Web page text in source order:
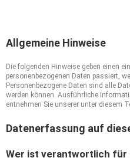
Allgemeine Hinweise
Die folgenden Hinweise geben einen
personenbezogenen Daten passiert,
Personenbezogene Daten sind alle
werden können. Ausführliche
entnehmen Sie unserer unter diesem
Datenerfassung auf
Wer ist verantwortlich für